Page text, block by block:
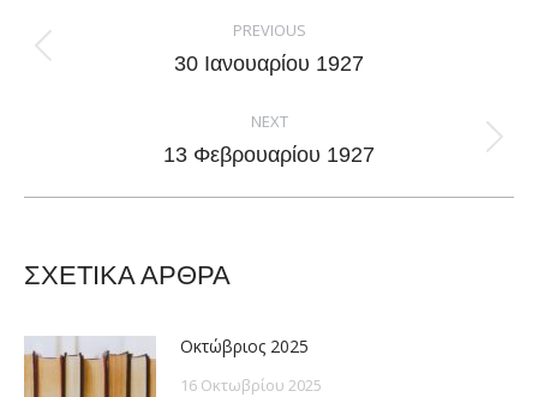
navigation
PREVIOUS
Previous
30 Ιανουαρίου 1927
NEXT
Next
13 Φεβρουαρίου 1927
ΣΧΕΤΙΚΑ ΑΡΘΡΑ
Οκτώβριος 2025
16 Οκτωβρίου 2025